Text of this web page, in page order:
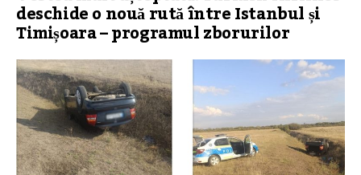
deschide o nouă rută între Istanbul și
Timișoara – programul zborurilor